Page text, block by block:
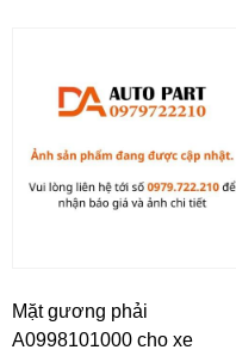
Mặt gương phải
A0998101000 cho xe